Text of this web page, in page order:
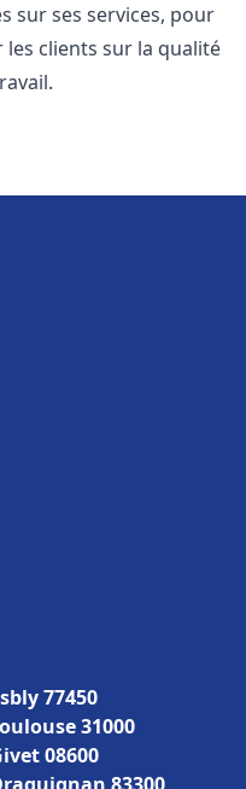
sur ses services, pour
les clients sur la qualité
77450
31000
08600